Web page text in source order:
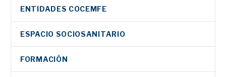
ENTIDADES COCEMFE
ESPACIO SOCIOSANITARIO
FORMACIÓN